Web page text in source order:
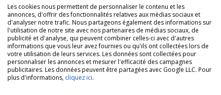
La Boutique des Chrétiens © | La boutique religieuse chrétienne de
référence !.
Les cookies nous permettent de personnaliser le contenu et les
annonces, d'offrir des fonctionnalités relatives aux médias sociaux et
d'analyser notre trafic. Nous partageons également des informations sur
l'utilisation de notre site avec nos partenaires de médias sociaux, de
publicité et d'analyse, qui peuvent combiner celles-ci avec d'autres
informations que vous leur avez fournies ou qu'ils ont collectées lors de
votre utilisation de leurs services. Les données sont collectées pour
personnaliser les annonces et mesurer l'efficacité des campagnes
publicitaires. Les données peuvent être partagées avec Google LLC. Pour
plus d'informations, cliquez ici.